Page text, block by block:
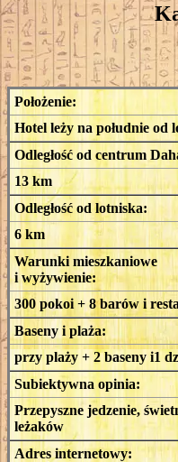
Położenie:
Hotel leży na południe od
Odległość od centrum
13 km
Odległość od lotniska:
6 km
Warunki mieszkaniowe
i wyżywienie:
300 pokoi + 8 barów i
Baseny i plaża:
przy plaży + 2 baseny i1
Subiektywna opinia:
Przepyszne jedzenie,
leżaków
Adres internetowy: